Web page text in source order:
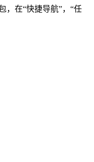
，在“快捷导航”，“任